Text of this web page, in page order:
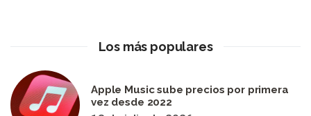
Los más populares
Apple Music sube precios por primera
vez desde 2022